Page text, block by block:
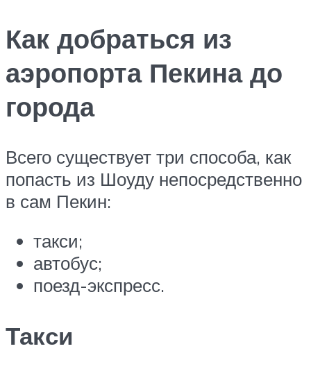
Как добраться из
аэропорта Пекина до
города
Всего существует три способа, как
попасть из Шоуду непосредственно
в сам Пекин:
такси;
автобус;
поезд-экспресс.
Такси